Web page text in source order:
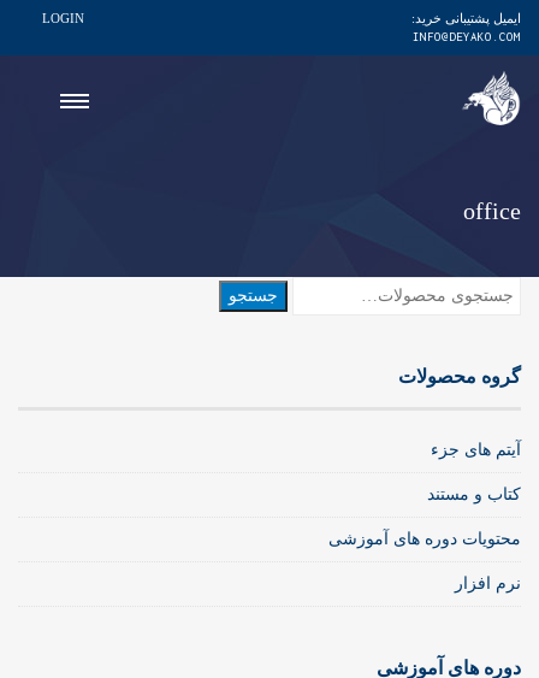
ایمیل پشتیبانی خرید:
INFO@DEYAKO.COM
LOGIN
office
جستجو
گروه محصولات
آیتم های جزء
کتاب و مستند
محتویات دوره های آموزشی
نرم افزار
دوره های آموزشی